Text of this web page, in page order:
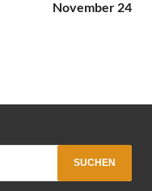
November 24